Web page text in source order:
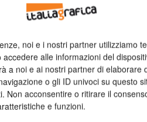
noi e i nostri partner utilizziamo
alle informazioni del
a noi e ai nostri partner di elaborare
o gli ID univoci su questo
Non acconsentire o ritirare il
e funzioni.